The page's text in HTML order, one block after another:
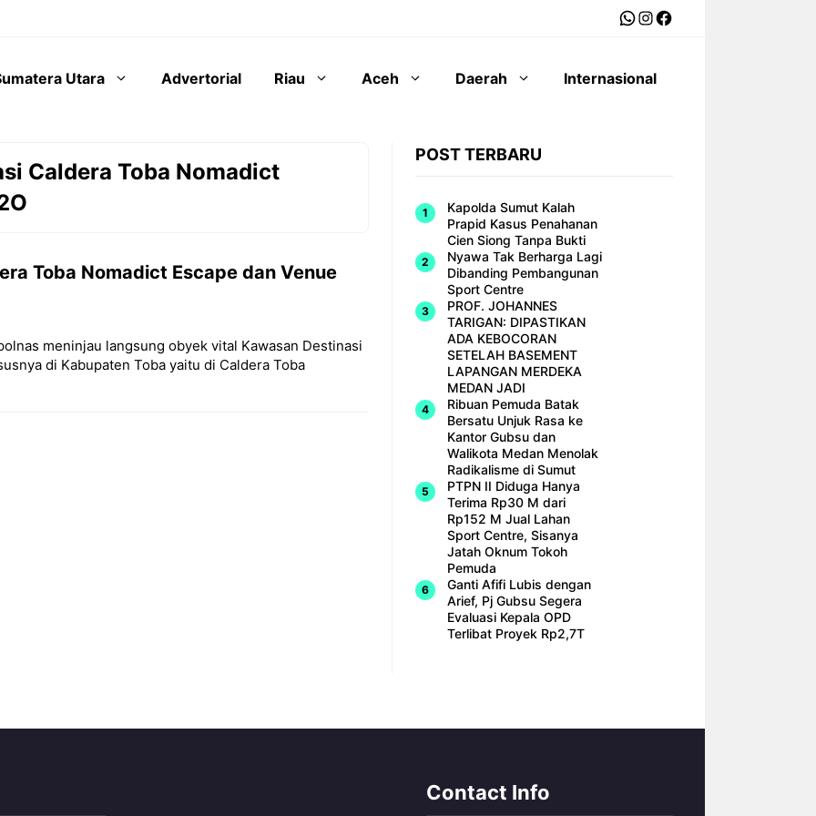
WhatsApp
Instagram
Facebook
Utara Advertorial Riau Aceh Daerah Internasional
Caldera Toba Nomadict
Toba Nomadict Escape dan Venue
meninjau langsung obyek vital Kawasan Destinasi
di Kabupaten Toba yaitu di Caldera Toba
POST TERBARU
Kapolda Sumut Kalah
Prapid Kasus Penahanan
Cien Siong Tanpa Bukti
Nyawa Tak Berharga Lagi
Dibanding Pembangunan
Sport Centre
PROF. JOHANNES
TARIGAN: DIPASTIKAN
ADA KEBOCORAN
SETELAH BASEMENT
LAPANGAN MERDEKA
MEDAN JADI
Ribuan Pemuda Batak
Bersatu Unjuk Rasa ke
Kantor Gubsu dan
Walikota Medan Menolak
Radikalisme di Sumut
PTPN II Diduga Hanya
Terima Rp30 M dari
Rp152 M Jual Lahan
Sport Centre, Sisanya
Jatah Oknum Tokoh
Pemuda
Ganti Afifi Lubis dengan
Arief, Pj Gubsu Segera
Evaluasi Kepala OPD
Terlibat Proyek Rp2,7T
Contact Info